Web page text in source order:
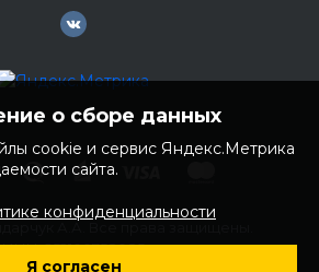
ИНН: 252100758085
о сборе данных
cookie и сервис Яндекс.Метрика
сайта.
конфиденциальности
Я согласен